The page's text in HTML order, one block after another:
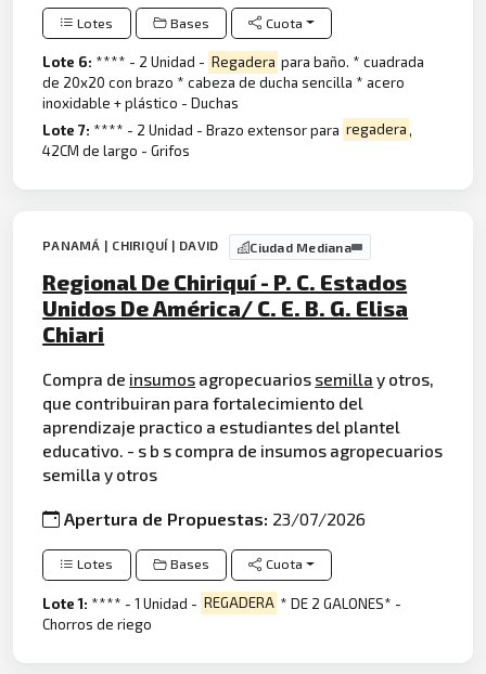
Lotes Bases Cuota
Lote 6: **** - 2 Unidad - Regadera para baño. * cuadrada
de 20x20 con brazo * cabeza de ducha sencilla * acero
inoxidable + plástico - Duchas
Lote 7: **** - 2 Unidad - Brazo extensor para regadera,
42CM de largo - Grifos
PANAMÁ | CHIRIQUÍ | DAVID Ciudad Mediana
Regional De Chiriquí - P. C. Estados
Unidos De América/ C. E. B. G. Elisa
Chiari
Compra de insumos agropecuarios semilla y otros,
que contribuiran para fortalecimiento del
aprendizaje practico a estudiantes del plantel
educativo. - s b s compra de insumos agropecuarios
semilla y otros
Apertura de Propuestas: 23/07/2026
Lotes Bases Cuota
Lote 1: **** - 1 Unidad - REGADERA * DE 2 GALONES* -
Chorros de riego